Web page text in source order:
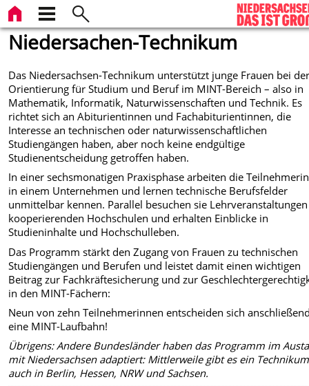
Niedersachen-Technikum
Das Niedersachsen-Technikum unterstützt junge Frauen bei
Orientierung für Studium und Beruf im MINT-Bereich – also in
Mathematik, Informatik, Naturwissenschaften und Technik. Es
richtet sich an Abiturientinnen und Fachabiturientinnen, die
Interesse an technischen oder naturwissenschaftlichen
Studiengängen haben, aber noch keine endgültige
Studienentscheidung getroffen haben.
In einer sechsmonatigen Praxisphase arbeiten die
in einem Unternehmen und lernen technische Berufsfelder
unmittelbar kennen. Parallel besuchen sie
kooperierenden Hochschulen und erhalten Einblicke in
Studieninhalte und Hochschulleben.
Das Programm stärkt den Zugang von Frauen zu technischen
Studiengängen und Berufen und leistet damit einen wichtigen
Beitrag zur Fachkräftesicherung und zur
in den MINT-Fächern:
Neun von zehn Teilnehmerinnen entscheiden sich
eine MINT-Laufbahn!
Übrigens: Andere Bundesländer haben das Programm im
mit Niedersachsen adaptiert: Mittlerweile gibt es ein Technikum
auch in Berlin, Hessen, NRW und Sachsen.